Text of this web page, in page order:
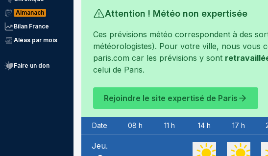
Almanach
Bilan France
Aléas par mois
Faire un don
Attention ! Météo non expertisée
Ces prévisions météo correspondent à des
météorologistes). Pour votre ville, nous vous
paris.com car les prévisions y sont
celui de Paris.
Rejoindre le site expertisé de Paris
Date 08 h 11 h 14 h 17 h
Jeu.